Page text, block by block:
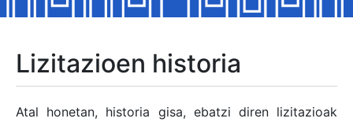
Erakutsi/Ezkutatu
Erakutsi/Ezkutatu
Lizitazioen historia
Atal honetan, historia gisa, ebatzi diren lizitazioak